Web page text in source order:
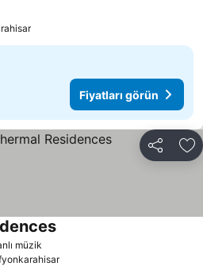
görün
Fiyatları görün
Paylaş
müzik
Fiyatları görün